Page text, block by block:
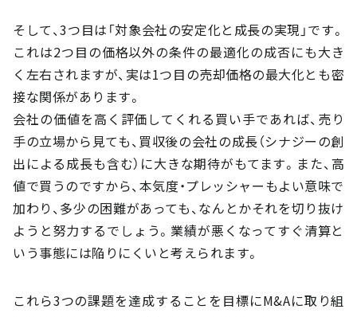
そして、3つ目は「対象会社の安定化と成長の実現」です。
これは2つ目の価格以外の条件の最適化の成否にも大き
く左右されますが、実は1つ目の売却価格の最大化とも密
接な関係があります。
会社の価値を高く評価してくれる買い手であれば、売り
手の立場から見ても、買収後の会社の成長（シナジーの創
出による成長も含む）に大きな期待がもてます。また、高
値で買うのですから、本気度・プレッシャーもよい意味で
加わり、多少の困難があっても、なんとかそれを切り抜け
ようと努力するでしょう。業績が悪くなってすぐ清算と
いう事態には陥りにくいと考えられます。
これら3つの課題を達成することを目標にM&Aに取り組